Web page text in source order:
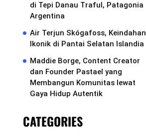
di Tepi Danau Traful, Patagonia
Argentina
Air Terjun Skógafoss, Keindahan
Ikonik di Pantai Selatan Islandia
Maddie Borge, Content Creator
dan Founder Pastael yang
Membangun Komunitas lewat
Gaya Hidup Autentik
CATEGORIES